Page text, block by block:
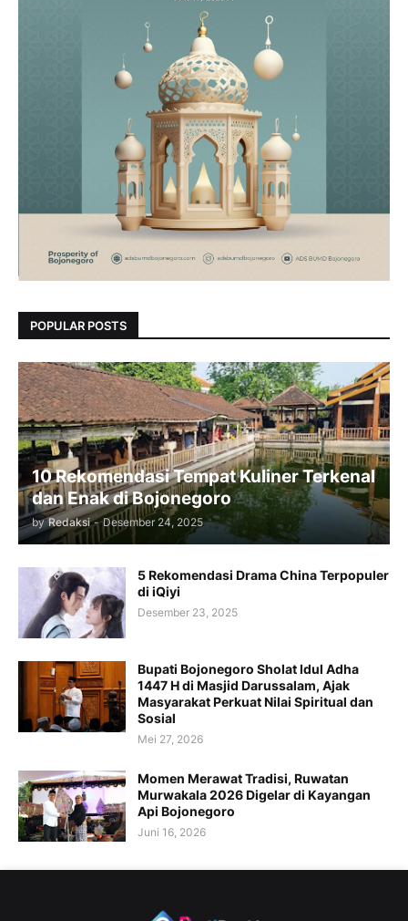
POPULAR POSTS
10 Rekomendasi Tempat Kuliner Terkenal
dan Enak di Bojonegoro
by Redaksi - Desember 24, 2025
5 Rekomendasi Drama China Terpopuler
di iQiyi
Desember 23, 2025
Bupati Bojonegoro Sholat Idul Adha
1447 H di Masjid Darussalam, Ajak
Masyarakat Perkuat Nilai Spiritual dan
Sosial
Mei 27, 2026
Momen Merawat Tradisi, Ruwatan
Murwakala 2026 Digelar di Kayangan
Api Bojonegoro
Juni 16, 2026